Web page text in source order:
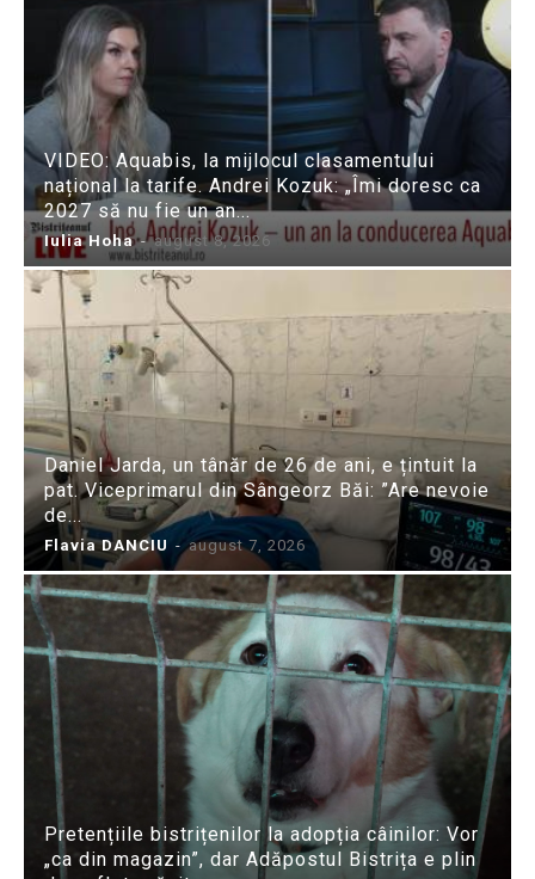
VIDEO: Aquabis, la mijlocul clasamentului
național la tarife. Andrei Kozuk: „Îmi doresc ca
2027 să nu fie un an...
Iulia Hoha - august 8, 2026
Daniel Jarda, un tânăr de 26 de ani, e țintuit la
pat. Viceprimarul din Sângeorz Băi: ”Are nevoie
de...
Flavia DANCIU - august 7, 2026
Pretențiile bistrițenilor la adopția câinilor: Vor
„ca din magazin”, dar Adăpostul Bistrița e plin